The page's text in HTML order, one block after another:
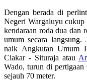
Dengan berada di
Negeri Wargaluyu cukup
kendaraan roda dua dan
umum secara langsung.
naik Angkutan Umum
Ciakar - Situraja atau
Wado, turun di
sejauh 70 meter.